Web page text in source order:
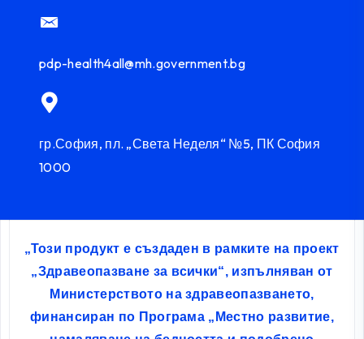
pdp-health4all@mh.government.bg
гр.София, пл. „Света Неделя“ №5, ПК София
1000
„Този продукт е създаден в рамките на проект
„Здравеопазване за всички“, изпълняван от
Министерството на здравеопазването,
финансиран по Програма „Местно развитие,